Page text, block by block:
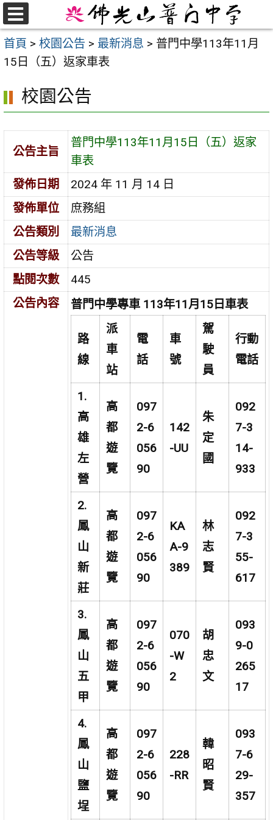
跳
至
主
要
首頁 > 校園公告 > 最新消息 > 普門中學113年11月
15日（五）返家車表
校園公告
公告主旨
普門中學113年11月15日（五）返家
車表
發佈日期
2024 年 11 月 14 日
發佈單位
庶務組
公告類別
最新消息
公告等級
公告
點閱次數
445
公告內容
普門中學專車 113年11月15日車表
路
線
派
車
站
電
話
車
號
駕
駛
員
行動
電話
1.
高
雄
左
營
高
都
遊
覽
097
2-6
056
90
142
-UU
朱
定
國
092
7-3
14-
933
2.
鳳
山
新
莊
高
都
遊
覽
097
2-6
056
90
KA
A-9
389
林
志
賢
092
7-3
55-
617
3.
鳳
山
五
甲
高
都
遊
覽
097
2-6
056
90
070
-W
2
胡
忠
文
093
9-0
265
17
4.
鳳
山
鹽
埕
高
都
遊
覽
097
2-6
056
90
228
-RR
韓
昭
賢
093
7-6
29-
357
選
單